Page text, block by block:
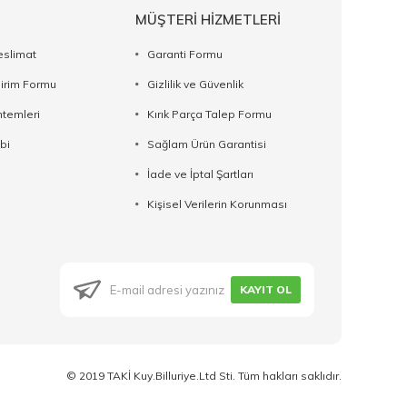
Formu
MÜŞTERİ HİZMETLERİ
Garanti Formu
Gizlilik ve Güvenlik
Kırık Parça Talep Formu
Sağlam Ürün Garantisi
İade ve İptal Şartları
Kişisel Verilerin Korunması
KAYIT OL
© 2019 TAKİ Kuy.Billuriye.Ltd Sti. Tüm hakları saklıdır.